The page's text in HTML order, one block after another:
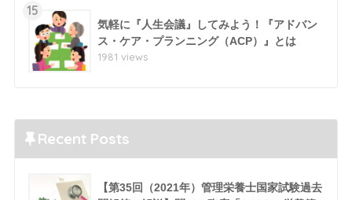
15
気軽に『人生会議』してみよう！『アドバン
ス・ケア・プランニング（ACP）』とは
1981 views
Recent Posts
【第35回（2021年）管理栄養士国家試験過去